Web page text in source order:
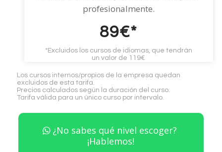
profesionalmente.
89€*
*Excluidos los cursos de idiomas, que tendrán
un valor de 119€
Los cursos internos/propios de la empresa quedan
excluidos de esta tarifa.
Precios calculados según la duración del curso.
Tarifa válida para un único curso por intervalo.
¿No sabes qué nivel escoger?
¡Hablemos!